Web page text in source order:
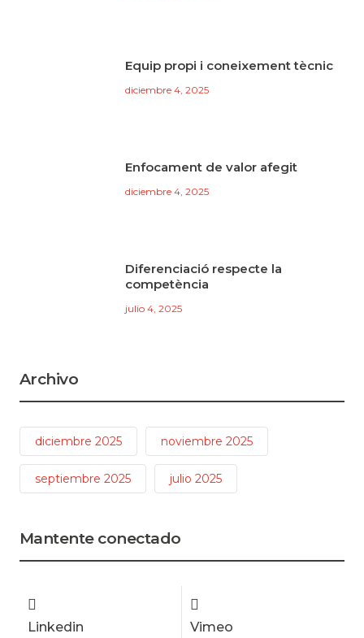
Equip propi i coneixement tècnic
diciembre 4, 2025
Enfocament de valor afegit
diciembre 4, 2025
Diferenciació respecte la
competència
julio 4, 2025
Archivo
diciembre 2025 noviembre 2025
septiembre 2025 julio 2025
Mantente conectado
Linkedin Vimeo